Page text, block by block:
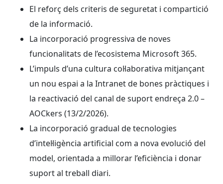
El reforç dels criteris de seguretat i compartició
de la informació.
La incorporació progressiva de noves
funcionalitats de l’ecosistema Microsoft 365.
L’impuls d’una cultura col·laborativa mitjançant
un nou espai a la Intranet de bones pràctiques i
la reactivació del canal de suport endreça 2.0 –
AOCkers (13/2/2026).
La incorporació gradual de tecnologies
d’intel·ligència artificial com a nova evolució del
model, orientada a millorar l’eficiència i donar
suport al treball diari.